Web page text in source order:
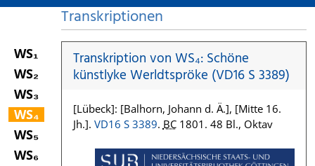
WS₁
WS₂
WS₃
WS₄
WS₅
WS₆
Transkriptionen
Transkription von WS₄: Schöne
künstlyke Werldtspröke (VD16 S 3389)
[Lübeck]: [Balhorn, Johann d. Ä.], [Mitte 16.
Jh.]. VD16 S 3389. BC1801. 48 Bl., Oktav